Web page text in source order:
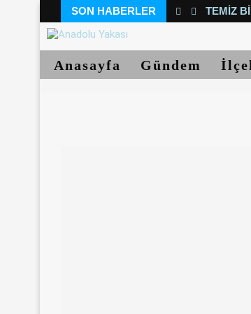
SON HABERLER TEMIZ
Anasayfa Gündem